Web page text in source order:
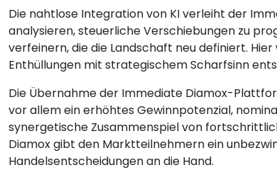
Die nahtlose Integration von KI verleiht der
analysieren, steuerliche Verschiebungen zu
verfeinern, die die Landschaft neu definiert.
Enthüllungen mit strategischem Scharfsinn
Die Übernahme der Immediate Diamox-
vor allem ein erhöhtes Gewinnpotenzial,
synergetische Zusammenspiel von
Diamox gibt den Marktteilnehmern ein
Handelsentscheidungen an die Hand.